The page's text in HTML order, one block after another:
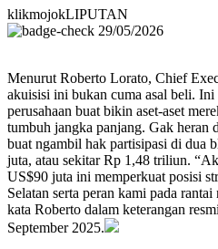
klikmojokLIPUTAN
29/05/2026
Menurut Roberto Lorato, Chief
akuisisi ini bukan cuma asal beli. Ini
perusahaan buat bikin aset-aset
tumbuh jangka panjang. Gak heran
buat ngambil hak partisipasi di dua
juta, atau sekitar Rp 1,48 triliun.
US$90 juta ini memperkuat posisi
Selatan serta peran kami pada
kata Roberto dalam keterangan
September 2025.